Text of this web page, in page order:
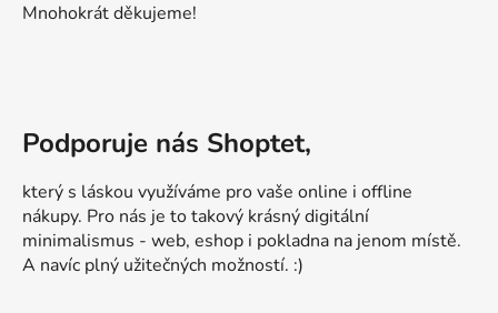
Mnohokrát děkujeme!
Podporuje nás Shoptet,
který s láskou využíváme pro vaše online i offline
nákupy. Pro nás je to takový krásný digitální
minimalismus - web, eshop i pokladna na jenom místě.
A navíc plný užitečných možností. :)